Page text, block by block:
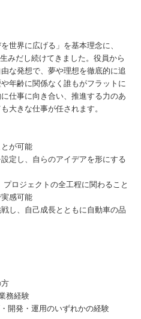
世界に広げる」を基本理念に、
みだし続けてきました。役員から
な発想で、夢や理想を徹底的に追
年齢に関係なく誰もがフラットに
仕事に向き合い、推進する力のあ
大きな仕事が任されます。
が可能
定し、自らのアイデアを形にする
プロジェクトの全工程に関わること
感可能
し、自己成長とともに自動車の品
務経験
開発・運用のいずれかの経験